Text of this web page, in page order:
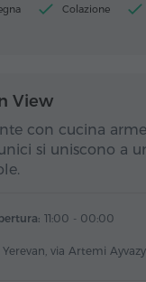
Colazione
View
con cucina
si uniscono a
11:00 - 00:00
Yerevan, via Artemi